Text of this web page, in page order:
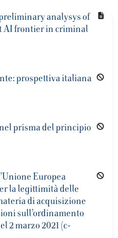
analysys of
AI frontier in criminal
prospettiva italiana
prisma del principio
Europea
la legittimità delle
di acquisizione
sull’ordinamento
2 marzo 2021 (c-